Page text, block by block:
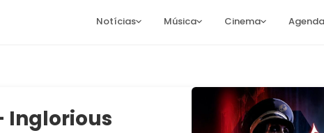
Notícias Música Cinema Agenda
Inglorious